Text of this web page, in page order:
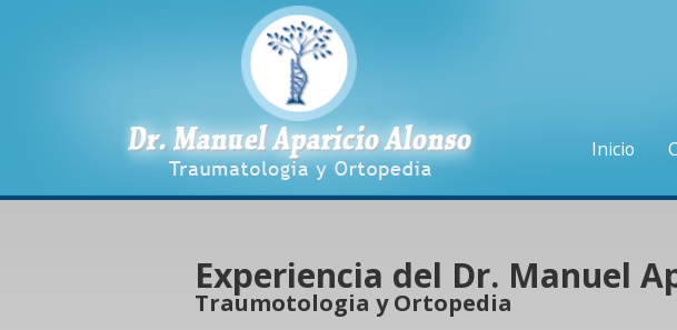
Inicio
Experiencia del Dr. Manuel
Traumotologia y Ortopedia